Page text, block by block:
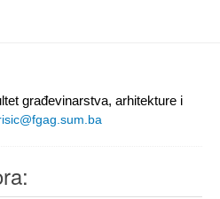
građevinarstva, arhitekture i